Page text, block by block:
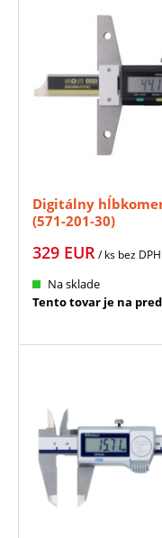
Digitálny
(571-201-30)
329 EUR/ ks bez DPH
Na sklade
Tento tovar je na